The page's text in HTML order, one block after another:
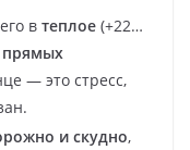
в теплое (+22…
прямых
— это стресс,
и скудно,